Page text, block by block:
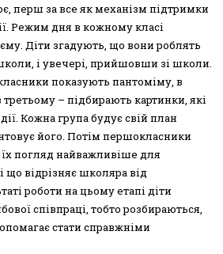
перш за все як механізм підтримки
Режим дня в кожному класі
Діти згадують, що вони роблять
і увечері, прийшовши зі школи.
показують пантоміму, в
– підбирають картинки, які
Кожна група будує свій план
його. Потім першокласники
погляд найважливіше для
відрізняє школяра від
роботи на цьому етапі діти
співпраці, тобто розбираються,
стати справжніми